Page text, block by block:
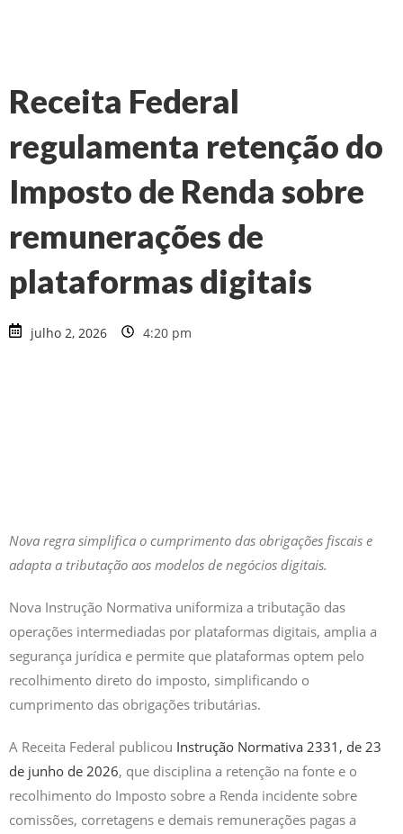
Receita Federal
regulamenta retenção do
Imposto de Renda sobre
remunerações de
plataformas digitais
julho 2, 2026 4:20 pm
Nova regra simplifica o cumprimento das obrigações fiscais e
adapta a tributação aos modelos de negócios digitais.
Nova Instrução Normativa uniformiza a tributação das
operações intermediadas por plataformas digitais, amplia a
segurança jurídica e permite que plataformas optem pelo
recolhimento direto do imposto, simplificando o
cumprimento das obrigações tributárias.
A Receita Federal publicou Instrução Normativa 2331, de 23
de junho de 2026, que disciplina a retenção na fonte e o
recolhimento do Imposto sobre a Renda incidente sobre
comissões, corretagens e demais remunerações pagas a